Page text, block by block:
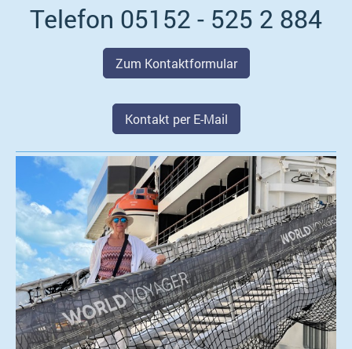
Telefon 05152 - 525 2 884
Zum Kontaktformular
Kontakt per E-Mail